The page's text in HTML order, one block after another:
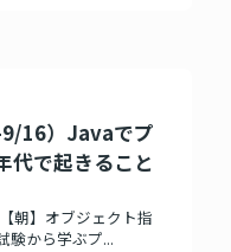
16）Javaでプ
代で起きること
朝】オブジェクト指
験から学ぶプ...